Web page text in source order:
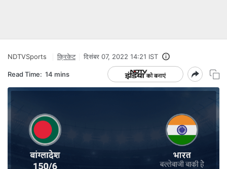
NDTVSports क्रिकेट दिसंबर 07, 2022 14:21 IST
Read Time: 14 mins